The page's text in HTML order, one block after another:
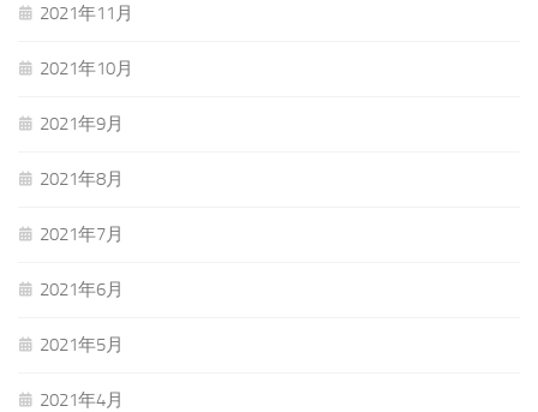
2021年11月
2021年10月
2021年9月
2021年8月
2021年7月
2021年6月
2021年5月
2021年4月